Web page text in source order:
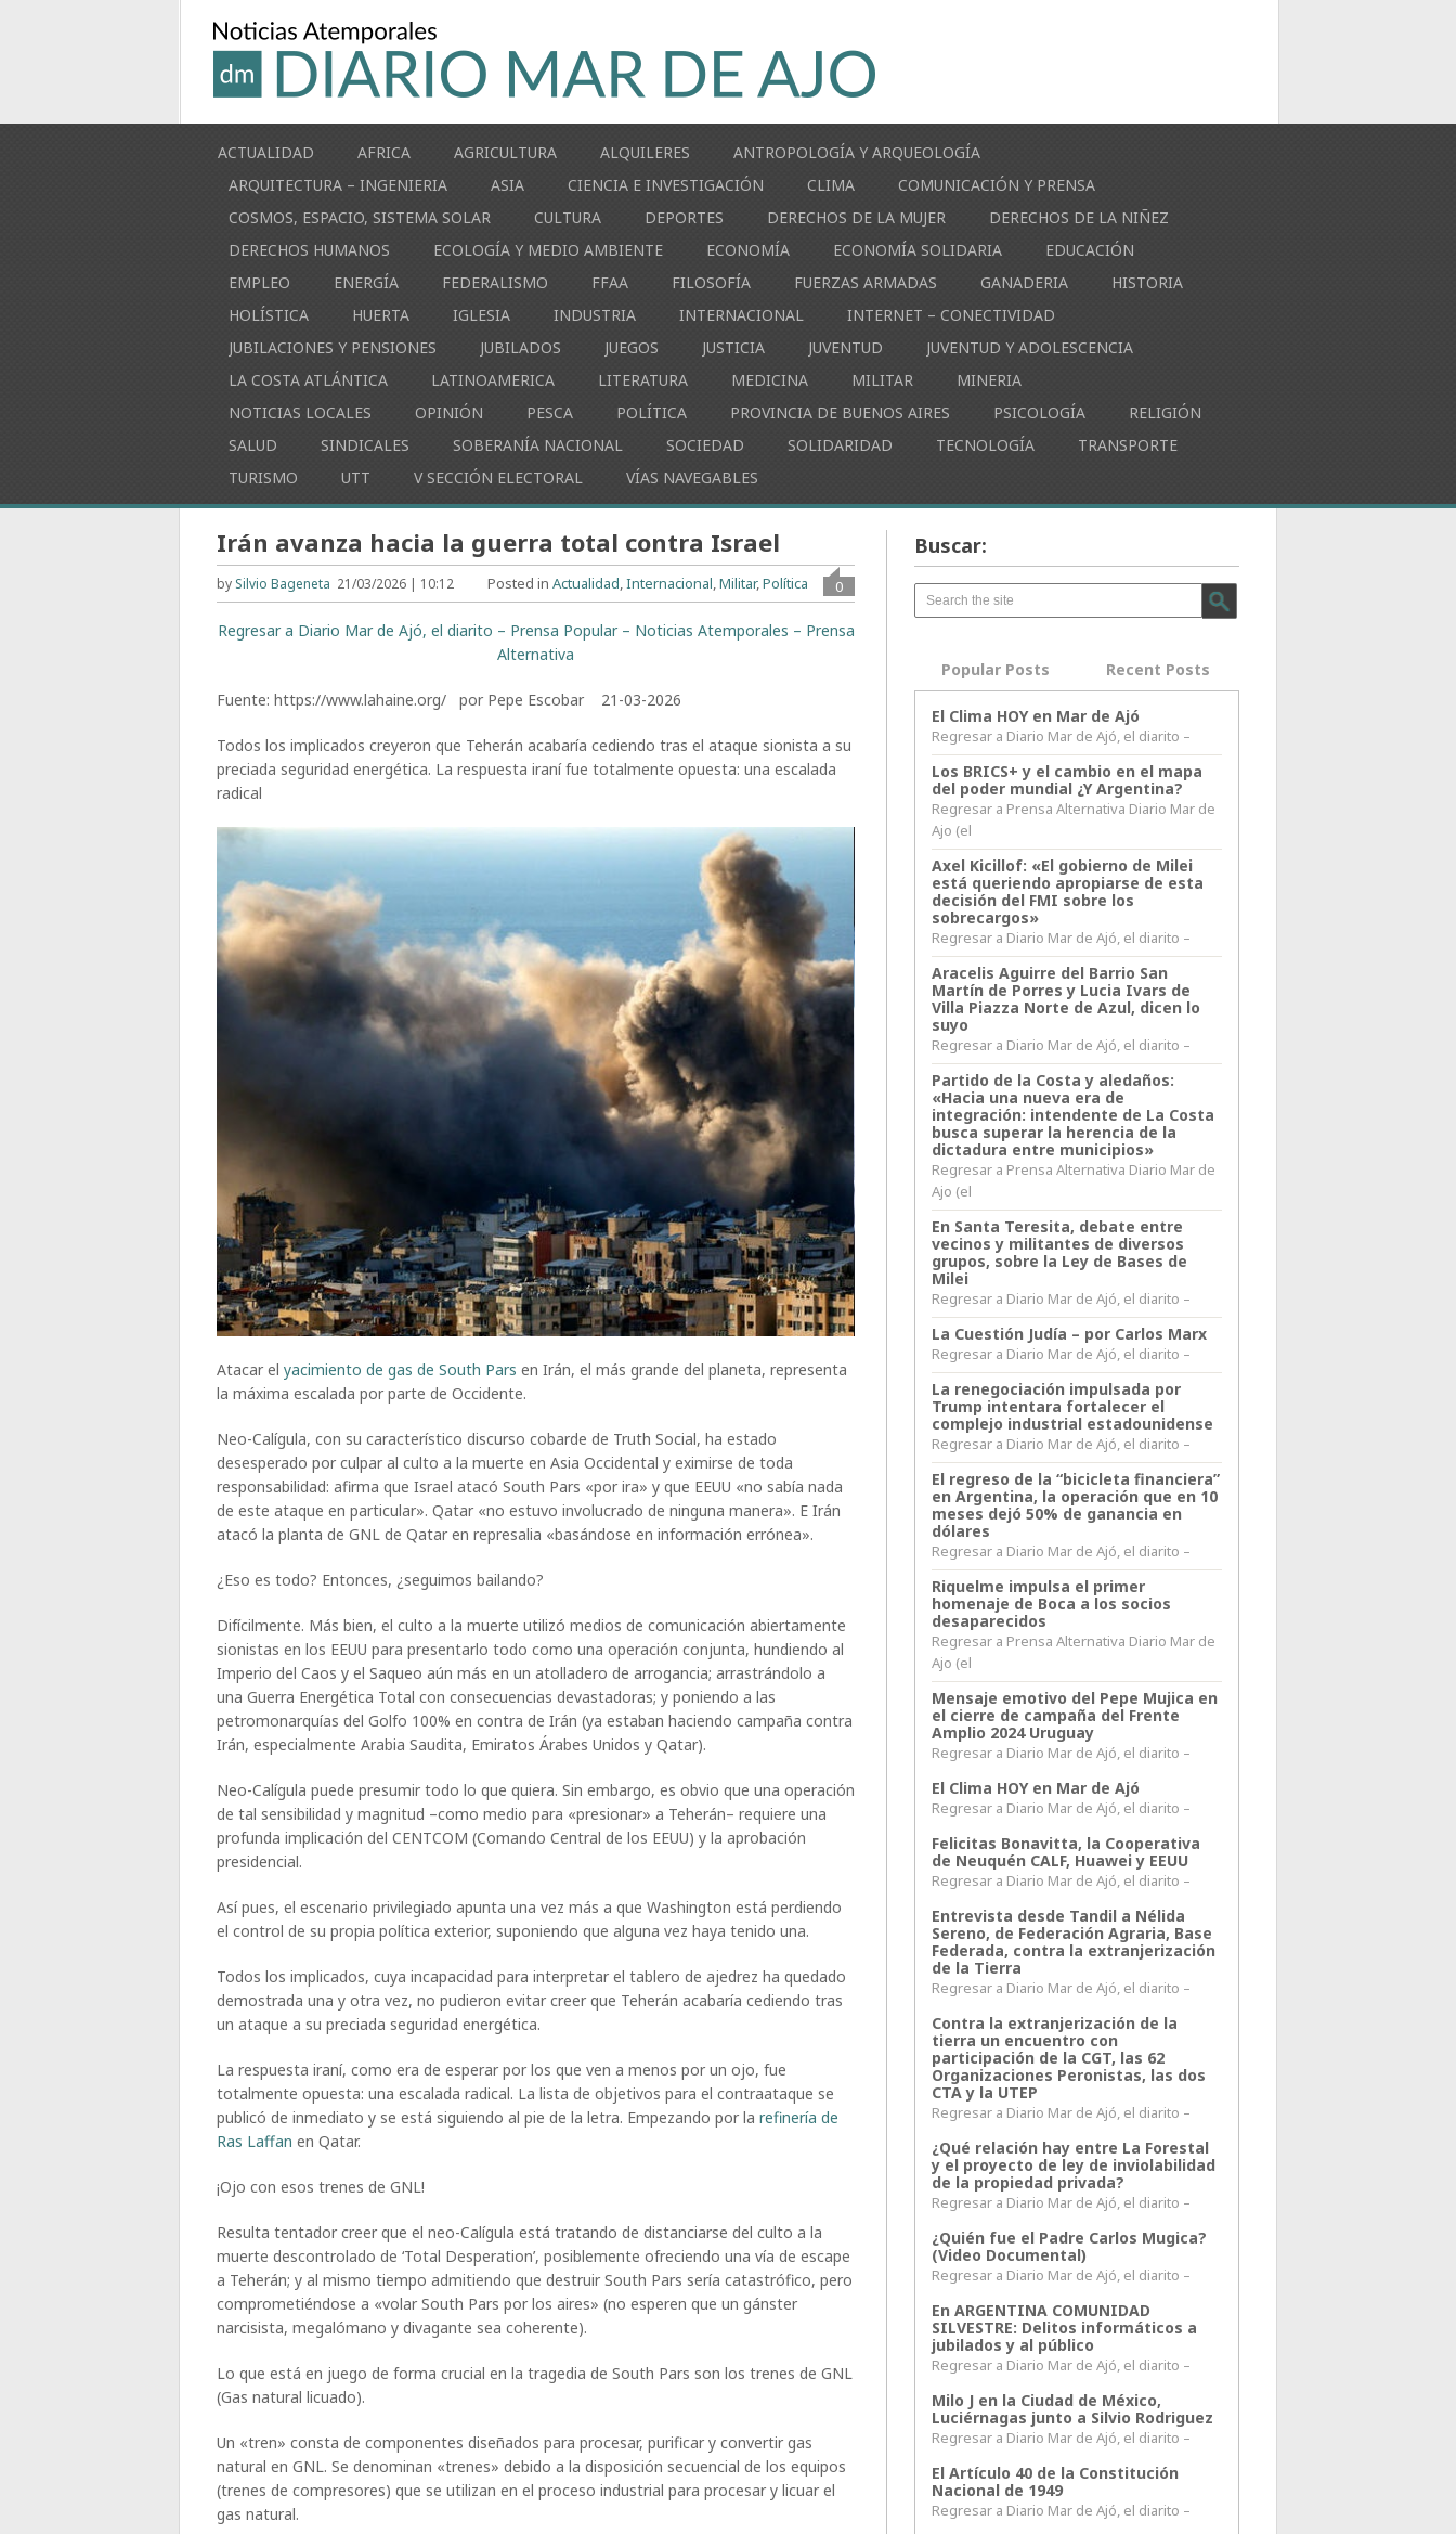
ACTUALIDAD AFRICA AGRICULTURA ALQUILERES
ANTROPOLOGÍA Y ARQUEOLOGÍA
ARQUITECTURA – INGENIERIA
ASIA CIENCIA E INVESTIGACIÓN CLIMA
COMUNICACIÓN Y PRENSA
COSMOS, ESPACIO, SISTEMA SOLAR
CULTURA DEPORTES DERECHOS DE LA MUJER
DERECHOS DE LA NIÑEZ
DERECHOS HUMANOS
ECOLOGÍA Y MEDIO AMBIENTE ECONOMÍA ECONOMÍA SOLIDARIA
EDUCACIÓN
EMPLEO
ENERGÍA FEDERALISMO FFAA FILOSOFÍA FUERZAS ARMADAS GANADERIA
HISTORIA
HOLÍSTICA
HUERTA IGLESIA INDUSTRIA INTERNACIONAL
INTERNET – CONECTIVIDAD
JUBILACIONES Y PENSIONES
JUBILADOS JUEGOS JUSTICIA JUVENTUD
JUVENTUD Y ADOLESCENCIA
LA COSTA ATLÁNTICA
LATINOAMERICA LITERATURA MEDICINA MILITAR
MINERIA
NOTICIAS LOCALES
OPINIÓN PESCA POLÍTICA PROVINCIA DE BUENOS AIRES PSICOLOGÍA
RELIGIÓN
SALUD
SINDICALES SOBERANÍA NACIONAL SOCIEDAD SOLIDARIDAD TECNOLOGÍA
TRANSPORTE
TURISMO
UTT V SECCIÓN ELECTORAL VÍAS NAVEGABLES
Irán avanza hacia la guerra total contra Israel
by Silvio Bageneta 21/03/2026 | 10:12 0
Posted inActualidad,Internacional,Militar,Política
Regresar a Diario Mar de Ajó, el diarito – Prensa Popular – Noticias Atemporales – Prensa
Alternativa
Fuente: https://www.lahaine.org/ por Pepe Escobar 21-03-2026
Todos los implicados creyeron que Teherán acabaría cediendo tras el ataque sionista a su
preciada seguridad energética. La respuesta iraní fue totalmente opuesta: una escalada
radical
Atacar elyacimiento de gas de South Pars en Irán, el más grande del planeta, representa
la máxima escalada por parte de Occidente.
Neo-Calígula, con su característico discurso cobarde de Truth Social, ha estado
desesperado por culpar al culto a la muerte en Asia Occidental y eximirse de toda
responsabilidad: afirma que Israel atacó South Pars «por ira» y que EEUU «no sabía nada
de este ataque en particular». Qatar «no estuvo involucrado de ninguna manera». E Irán
atacó la planta de GNL de Qatar en represalia «basándose en información errónea».
¿Eso es todo? Entonces, ¿seguimos bailando?
Difícilmente. Más bien, el culto a la muerte utilizó medios de comunicación abiertamente
sionistas en los EEUU para presentarlo todo como una operación conjunta, hundiendo al
Imperio del Caos y el Saqueo aún más en un atolladero de arrogancia; arrastrándolo a
una Guerra Energética Total con consecuencias devastadoras; y poniendo a las
petromonarquías del Golfo 100% en contra de Irán (ya estaban haciendo campaña contra
Irán, especialmente Arabia Saudita, Emiratos Árabes Unidos y Qatar).
Neo-Calígula puede presumir todo lo que quiera. Sin embargo, es obvio que una operación
de tal sensibilidad y magnitud –como medio para «presionar» a Teherán– requiere una
profunda implicación del CENTCOM (Comando Central de los EEUU) y la aprobación
presidencial.
Así pues, el escenario privilegiado apunta una vez más a que Washington está perdiendo
el control de su propia política exterior, suponiendo que alguna vez haya tenido una.
Todos los implicados, cuya incapacidad para interpretar el tablero de ajedrez ha quedado
demostrada una y otra vez, no pudieron evitar creer que Teherán acabaría cediendo tras
un ataque a su preciada seguridad energética.
La respuesta iraní, como era de esperar por los que ven a menos por un ojo, fue
totalmente opuesta: una escalada radical. La lista de objetivos para el contraataque se
publicó de inmediato y se está siguiendo al pie de la letra. Empezando por larefinería de
Ras Laffan en Qatar.
¡Ojo con esos trenes de GNL!
Resulta tentador creer que el neo-Calígula está tratando de distanciarse del culto a la
muerte descontrolado de ‘Total Desperation’, posiblemente ofreciendo una vía de escape
a Teherán; y al mismo tiempo admitiendo que destruir South Pars sería catastrófico, pero
comprometiéndose a «volar South Pars por los aires» (no esperen que un gánster
narcisista, megalómano y divagante sea coherente).
Lo que está en juego de forma crucial en la tragedia de South Pars son los trenes de GNL
(Gas natural licuado).
Un «tren» consta de componentes diseñados para procesar, purificar y convertir gas
natural en GNL. Se denominan «trenes» debido a la disposición secuencial de los equipos
(trenes de compresores) que se utilizan en el proceso industrial para procesar y licuar el
gas natural.
Buscar:
Popular Posts Recent Posts
El Clima HOY en Mar de Ajó
Regresar a Diario Mar de Ajó, el diarito –
Los BRICS+ y el cambio en el mapa
del poder mundial ¿Y Argentina?
Regresar a Prensa Alternativa Diario Mar de
Ajo (el
Axel Kicillof: «El gobierno de Milei
está queriendo apropiarse de esta
decisión del FMI sobre los
sobrecargos»
Regresar a Diario Mar de Ajó, el diarito –
Aracelis Aguirre del Barrio San
Martín de Porres y Lucia Ivars de
Villa Piazza Norte de Azul, dicen lo
suyo
Regresar a Diario Mar de Ajó, el diarito –
Partido de la Costa y aledaños:
«Hacia una nueva era de
integración: intendente de La Costa
busca superar la herencia de la
dictadura entre municipios»
Regresar a Prensa Alternativa Diario Mar de
Ajo (el
En Santa Teresita, debate entre
vecinos y militantes de diversos
grupos, sobre la Ley de Bases de
Milei
Regresar a Diario Mar de Ajó, el diarito –
La Cuestión Judía – por Carlos Marx
Regresar a Diario Mar de Ajó, el diarito –
La renegociación impulsada por
Trump intentara fortalecer el
complejo industrial estadounidense
Regresar a Diario Mar de Ajó, el diarito –
El regreso de la “bicicleta financiera”
en Argentina, la operación que en 10
meses dejó 50% de ganancia en
dólares
Regresar a Diario Mar de Ajó, el diarito –
Riquelme impulsa el primer
homenaje de Boca a los socios
desaparecidos
Regresar a Prensa Alternativa Diario Mar de
Ajo (el
Mensaje emotivo del Pepe Mujica en
el cierre de campaña del Frente
Amplio 2024 Uruguay
Regresar a Diario Mar de Ajó, el diarito –
El Clima HOY en Mar de Ajó
Regresar a Diario Mar de Ajó, el diarito –
Felicitas Bonavitta, la Cooperativa
de Neuquén CALF, Huawei y EEUU
Regresar a Diario Mar de Ajó, el diarito –
Entrevista desde Tandil a Nélida
Sereno, de Federación Agraria, Base
Federada, contra la extranjerización
de la Tierra
Regresar a Diario Mar de Ajó, el diarito –
Contra la extranjerización de la
tierra un encuentro con
participación de la CGT, las 62
Organizaciones Peronistas, las dos
CTA y la UTEP
Regresar a Diario Mar de Ajó, el diarito –
¿Qué relación hay entre La Forestal
y el proyecto de ley de inviolabilidad
de la propiedad privada?
Regresar a Diario Mar de Ajó, el diarito –
¿Quién fue el Padre Carlos Mugica?
(Video Documental)
Regresar a Diario Mar de Ajó, el diarito –
En ARGENTINA COMUNIDAD
SILVESTRE: Delitos informáticos a
jubilados y al público
Regresar a Diario Mar de Ajó, el diarito –
Milo J en la Ciudad de México,
Luciérnagas junto a Silvio Rodriguez
Regresar a Diario Mar de Ajó, el diarito –
El Artículo 40 de la Constitución
Nacional de 1949
Regresar a Diario Mar de Ajó, el diarito –